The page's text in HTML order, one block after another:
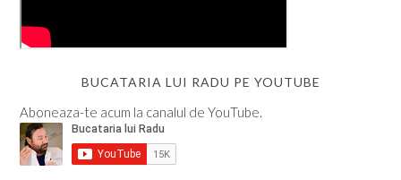
BUCATARIA LUI RADU PE YOUTUBE
Aboneaza-te acum la canalul de YouTube.